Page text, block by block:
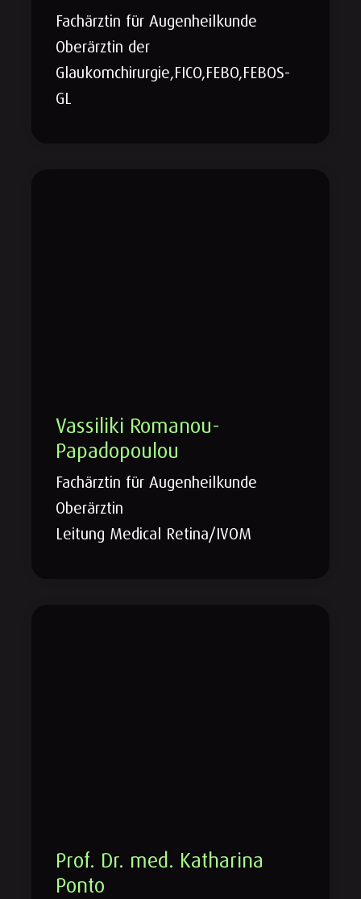
Fachärztin für Augenheilkunde
Oberärztin der
Glaukomchirurgie,FICO,FEBO,FEBOS-
GL
Vassiliki Romanou-
Papadopoulou
Fachärztin für Augenheilkunde
Oberärztin
Leitung Medical Retina/IVOM
Prof. Dr. med. Katharina
Ponto